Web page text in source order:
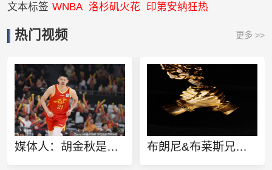
文本标签 WNBA 洛杉矶火花 印第安纳狂热
热门视频 更多 >>
媒体人：胡金秋是否会离队还不确定 广厦收到一些报价 且金额不低 布朗尼&布莱斯兄弟定制同款金项链 灵感来源于兄弟之情